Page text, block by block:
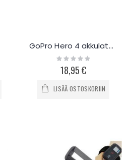
GoPro Hero 4 akkulaturi + 2 akkua
Rating:
0%
18,95 €
LISÄÄ OSTOSKORIIN